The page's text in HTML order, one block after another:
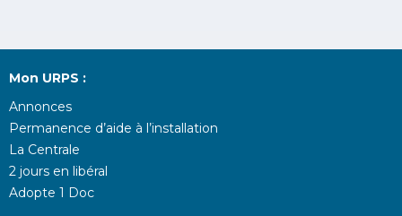
Mon URPS :
Annonces
Permanence d’aide à l’installation
La Centrale
2 jours en libéral
Adopte 1 Doc